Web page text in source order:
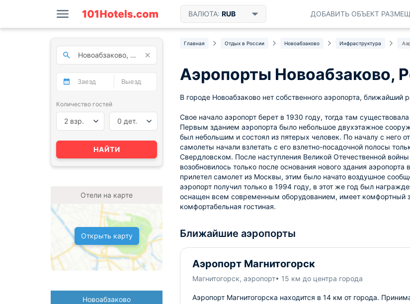
ВАЛЮТА: RUB ДОБАВИТЬ ОБЪЕКТ
Главная Отдых в России Новоабзаково Инфраструктура
Аэропорты Новоабзаково,
В городе Новоабзаково нет собственного аэропорта, ближайший
Свое начало аэропорт берет в 1930 году, тогда там
Первым зданием аэропорта было небольшое двухэтажное
был небольшим и состоял из пятерых человек. По началу с него
самолеты начали взлетать с его взлетно-посадочной полосы
Свердловском. После наступления Великой Отечественной
возобновилось только после основания нового здания
прилетел самолет из Москвы, этим было начато воздушное
аэропорт получил только в 1994 году, в этот же год был
оснащен всем современным оборудованием, имеет комфортный
комфортабельная гостиная.
Ближайшие аэропорты
Аэропорт Магнитогорск
Магнитогорск, аэропорт• 15 км до центра города
Аэропорт Магнитогорска находится в 14 км от города.
Количество гостей
2 взр. 0 дет.
НАЙТИ
Отели на карте
Открыть карту
Новоабзаково